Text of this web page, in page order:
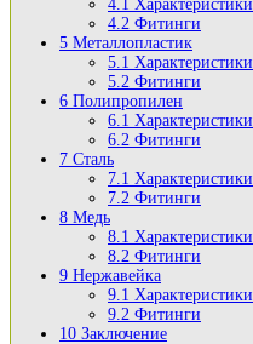
4.1 Характеристики
4.2 Фитинги
5 Металлопластик
5.1 Характеристики
5.2 Фитинги
6 Полипропилен
6.1 Характеристики
6.2 Фитинги
7 Сталь
7.1 Характеристики
7.2 Фитинги
8 Медь
8.1 Характеристики
8.2 Фитинги
9 Нержавейка
9.1 Характеристики
9.2 Фитинги
10 Заключение